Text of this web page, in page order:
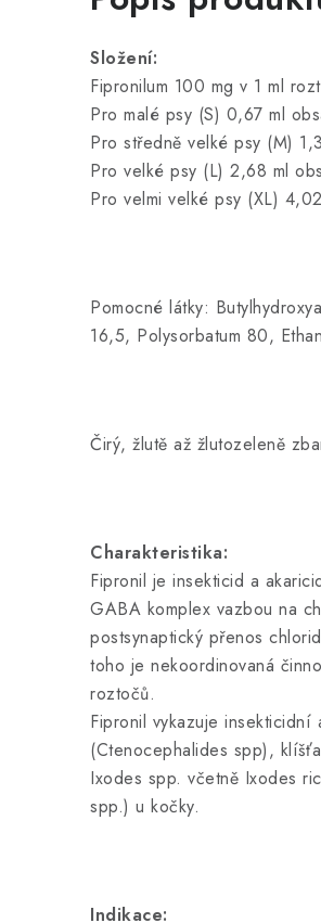
Složení:
Fipronilum 100 mg v 1 ml
Pro malé psy (S) 0,67 ml
Pro středně velké psy (M)
Pro velké psy (L) 2,68 ml
Pro velmi velké psy (XL)
Pomocné látky:
16,5, Polysorbatum 80,
Čirý, žlutě až žlutozeleně
Charakteristika:
Fipronil je insekticid a
GABA komplex vazbou na
postsynaptický přenos
toho je nekoordinovaná
roztočů.
Fipronil vykazuje
(Ctenocephalides spp),
Ixodes spp. včetně Ixodes
spp.) u kočky.
Indikace: